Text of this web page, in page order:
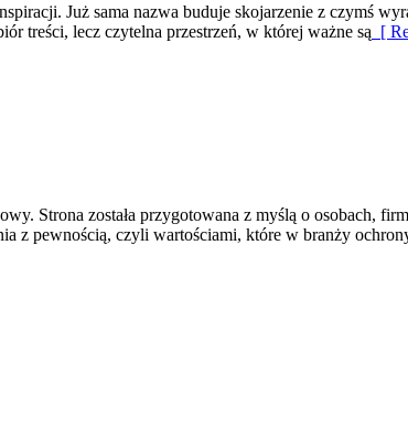
Już sama nazwa buduje skojarzenie z czymś
treści, lecz czytelna przestrzeń, w której ważne są [
Strona została przygotowana z myślą o osobach,
z pewnością, czyli wartościami, które w branży